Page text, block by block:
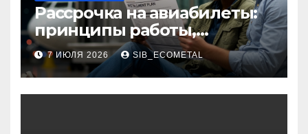
Рассрочка на авиабилеты:
принципы работы,
требования и
потенциальные риски
7 ИЮЛЯ 2026 SIB_ECOMETAL